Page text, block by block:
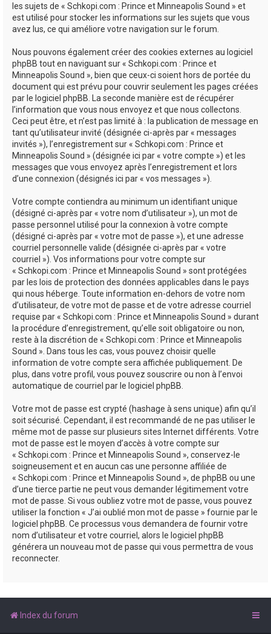
les sujets de « Schkopi.com : Prince et Minneapolis Sound » et
est utilisé pour stocker les informations sur les sujets que vous
avez lus, ce qui améliore votre navigation sur le forum.
Nous pouvons également créer des cookies externes au logiciel
phpBB tout en naviguant sur « Schkopi.com : Prince et
Minneapolis Sound », bien que ceux-ci soient hors de portée du
document qui est prévu pour couvrir seulement les pages créées
par le logiciel phpBB. La seconde manière est de récupérer
l’information que vous nous envoyez et que nous collectons.
Ceci peut être, et n’est pas limité à : la publication de message en
tant qu’utilisateur invité (désignée ci-après par « messages
invités »), l’enregistrement sur « Schkopi.com : Prince et
Minneapolis Sound » (désignée ici par « votre compte ») et les
messages que vous envoyez après l’enregistrement et lors
d’une connexion (désignés ici par « vos messages »).
Votre compte contiendra au minimum un identifiant unique
(désigné ci-après par « votre nom d’utilisateur »), un mot de
passe personnel utilisé pour la connexion à votre compte
(désigné ci-après par « votre mot de passe »), et une adresse
courriel personnelle valide (désignée ci-après par « votre
courriel »). Vos informations pour votre compte sur
« Schkopi.com : Prince et Minneapolis Sound » sont protégées
par les lois de protection des données applicables dans le pays
qui nous héberge. Toute information en-dehors de votre nom
d’utilisateur, de votre mot de passe et de votre adresse courriel
requise par « Schkopi.com : Prince et Minneapolis Sound » durant
la procédure d’enregistrement, qu’elle soit obligatoire ou non,
reste à la discrétion de « Schkopi.com : Prince et Minneapolis
Sound ». Dans tous les cas, vous pouvez choisir quelle
information de votre compte sera affichée publiquement. De
plus, dans votre profil, vous pouvez souscrire ou non à l’envoi
automatique de courriel par le logiciel phpBB.
Votre mot de passe est crypté (hashage à sens unique) afin qu’il
soit sécurisé. Cependant, il est recommandé de ne pas utiliser le
même mot de passe sur plusieurs sites Internet différents. Votre
mot de passe est le moyen d’accès à votre compte sur
« Schkopi.com : Prince et Minneapolis Sound », conservez-le
soigneusement et en aucun cas une personne affiliée de
« Schkopi.com : Prince et Minneapolis Sound », de phpBB ou une
d’une tierce partie ne peut vous demander légitimement votre
mot de passe. Si vous oubliez votre mot de passe, vous pouvez
utiliser la fonction « J’ai oublié mon mot de passe » fournie par le
logiciel phpBB. Ce processus vous demandera de fournir votre
nom d’utilisateur et votre courriel, alors le logiciel phpBB
générera un nouveau mot de passe qui vous permettra de vous
reconnecter.
Index du forum